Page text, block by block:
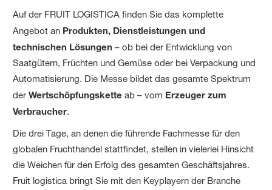
Auf der FRUIT LOGISTICA finden Sie das komplette
Angebot an Produkten, Dienstleistungen und
technischen Lösungen – ob bei der Entwicklung von
Saatgütern, Früchten und Gemüse oder bei Verpackung und
Automatisierung. Die Messe bildet das gesamte Spektrum
derWertschöpfungskette ab – vom Erzeuger zum
Verbraucher.
Die drei Tage, an denen die führende Fachmesse für den
globalen Fruchthandel stattfindet, stellen in vielerlei Hinsicht
die Weichen für den Erfolg des gesamten Geschäftsjahres.
Fruit logistica bringt Sie mit den Keyplayern der Branche